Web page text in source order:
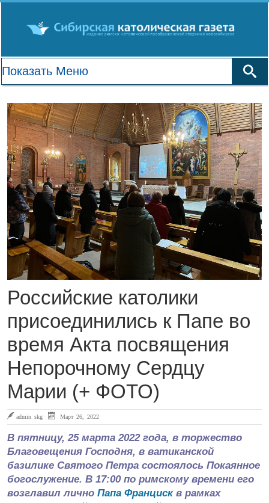
Российские католики
присоединились к Папе во
время Акта посвящения
Непорочному Сердцу
Марии (+ ФОТО)
admin skg Март 26, 2022
В пятницу, 25 марта 2022 года, в торжество
Благовещения Господня, в ватиканской
базилике Святого Петра состоялось Покаянное
богослужение. В 17:00 по римскому времени его
возглавил лично Папа Франциск в рамках